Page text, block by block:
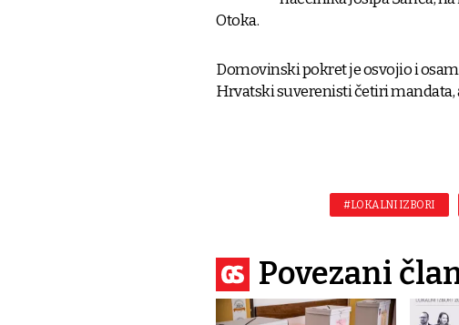
Otoka.
Domovinski pokret je osvojio i
Hrvatski suverenisti četiri mandata,
#LOKALNI IZBORI
Povezani